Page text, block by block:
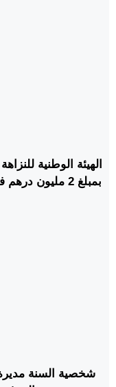
الهيئة الوطنية
بمبلغ 2 مليون درهم في الصندوق الخاص بتدبير آثار الزلزال
شخصية السنة